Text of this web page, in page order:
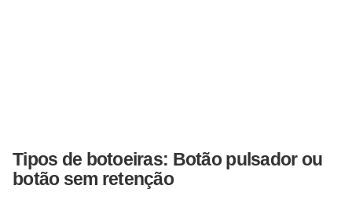
Tipos de botoeiras: Botão pulsador ou
botão sem retenção
r